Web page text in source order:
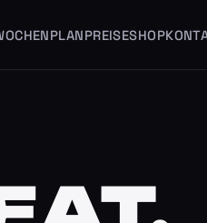
PREISESHOP